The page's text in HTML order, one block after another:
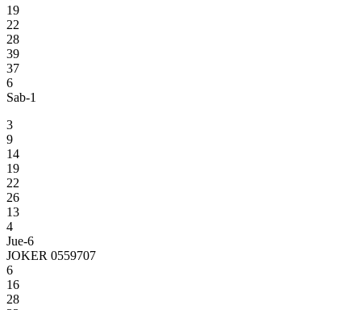
19
22
28
39
37
6
Sab-1
3
9
14
19
22
26
13
4
Jue-6
JOKER 0559707
6
16
28